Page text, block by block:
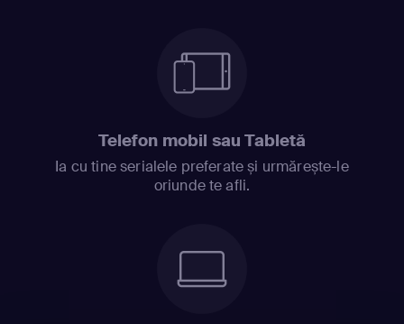
Telefon mobil sau Tabletă
Ia cu tine serialele preferate și urmărește-le
oriunde te afli.